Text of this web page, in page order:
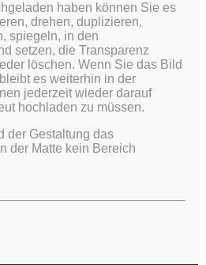
haben können Sie es
drehen, duplizieren,
spiegeln, in den
setzen, die Transparenz
löschen. Wenn Sie das Bild
es weiterhin in der
jederzeit wieder darauf
hochladen zu müssen.
der Gestaltung das
der Matte kein Bereich